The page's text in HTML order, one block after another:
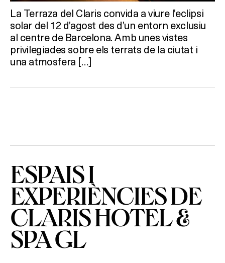
SPAS
RESTAURANTS
SALES
La Terraza del Claris convida a viure l’eclipsi
solar del 12 d’agost des d’un entorn exclusiu
al centre de Barcelona. Amb unes vistes
privilegiades sobre els terrats de la ciutat i
una atmosfera […]
ESPAIS I
EXPERIÈNCIES DE
CLARIS HOTEL &
SPA GL